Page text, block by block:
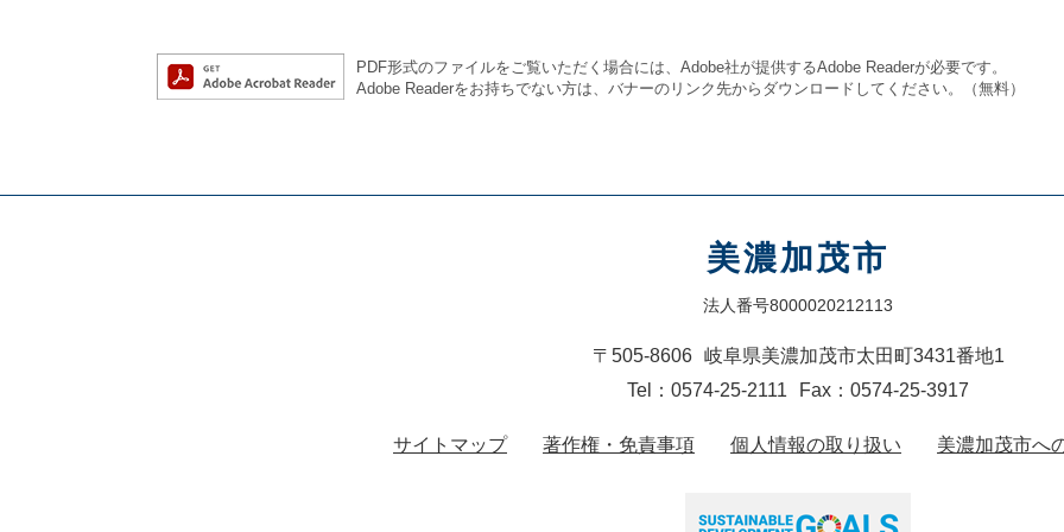
PDF形式のファイルをご覧いただく場合には、Adobe社が提供するAdobe Readerが必要です。
Adobe Readerをお持ちでない方は、バナーのリンク先からダウンロードしてください。（無料）
美濃加茂市
法人番号8000020212113
〒505-8606
岐阜県美濃加茂市太田町3431番地1
Tel：0574-25-2111
Fax：0574-25-3917
サイトマップ 著作権・免責事項 個人情報の取り扱い 美濃加茂市へ